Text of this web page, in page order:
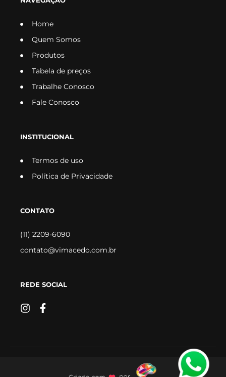
Home
Quem Somos
Produtos
Tabela de preços
Trabalhe Conosco
Fale Conosco
INSTITUCIONAL
Termos de uso
Política de Privacidade
CONTATO
(11) 2209-6090
contato@vimacedo.com.br
REDE SOCIAL